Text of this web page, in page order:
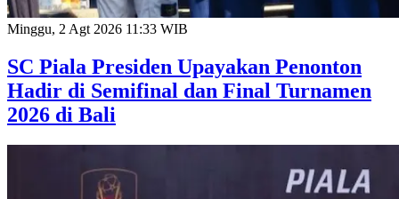
Minggu, 2 Agt 2026 11:33 WIB
SC Piala Presiden Upayakan Penonton
Hadir di Semifinal dan Final Turnamen
2026 di Bali